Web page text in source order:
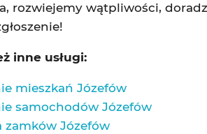
rozwiejemy wątpliwości,
inne usługi:
mieszkań Józefów
samochodów Józefów
Józefów